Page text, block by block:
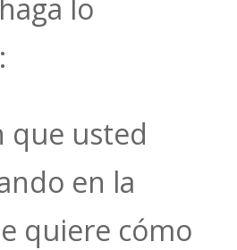
lo
que usted
en la
quiere cómo